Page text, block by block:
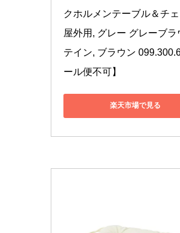
クホルメンテーブル＆チ
屋外用, グレー グレーブラ
テイン, ブラウン
ール便不可】
楽天市場で見る